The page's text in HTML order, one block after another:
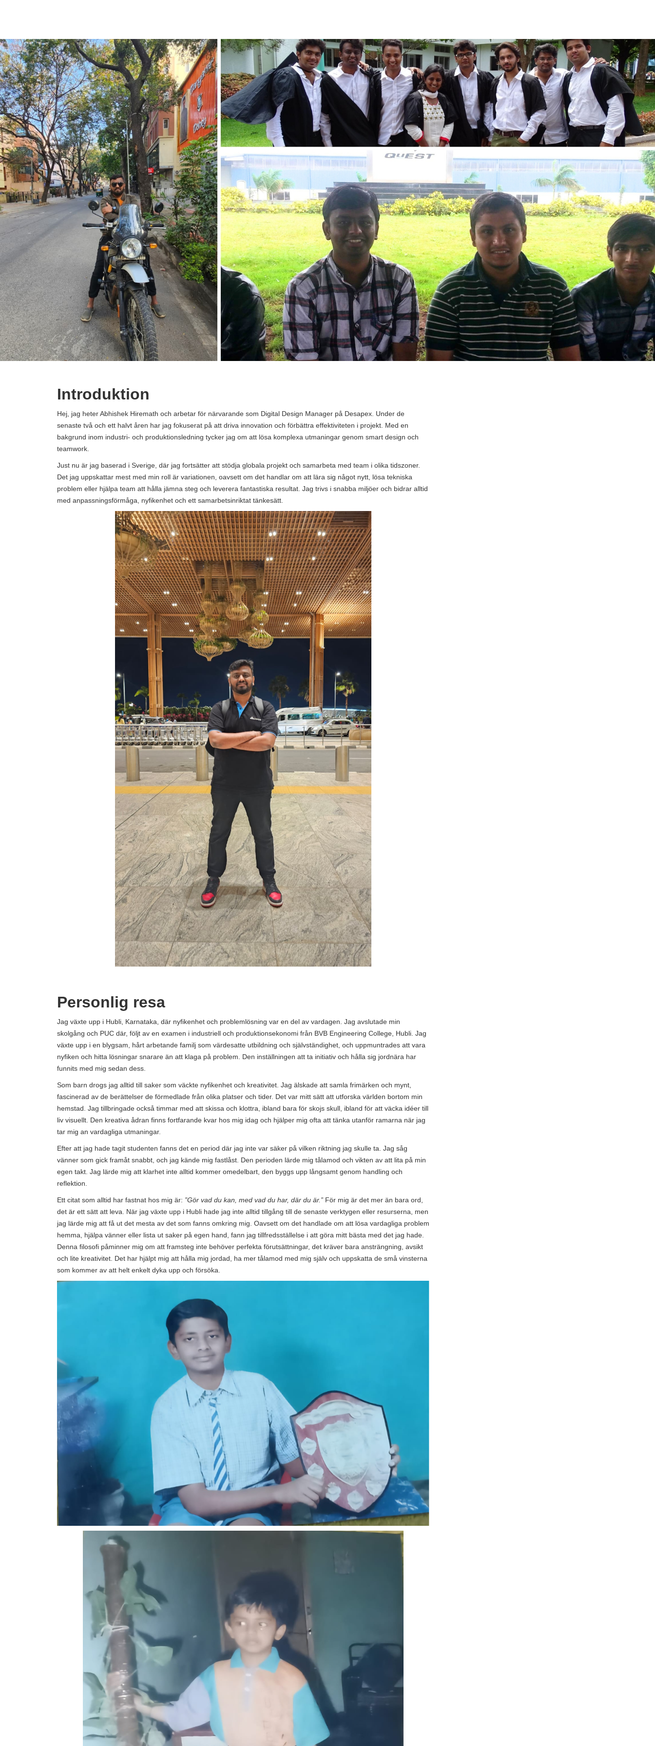
Abhishek Hiremath, August 29, 2025
Introduktion
Hej, jag heter Abhishek Hiremath och arbetar för närvarande som Digital Design Manager på Desapex. Under de
senaste två och ett halvt åren har jag fokuserat på att driva innovation och förbättra effektiviteten i projekt. Med en
bakgrund inom industri- och produktionsledning tycker jag om att lösa komplexa utmaningar genom smart design och
teamwork.
Just nu är jag baserad i Sverige, där jag fortsätter att stödja globala projekt och samarbeta med team i olika tidszoner.
Det jag uppskattar mest med min roll är variationen, oavsett om det handlar om att lära sig något nytt, lösa tekniska
problem eller hjälpa team att hålla jämna steg och leverera fantastiska resultat. Jag trivs i snabba miljöer och bidrar alltid
med anpassningsförmåga, nyfikenhet och ett samarbetsinriktat tänkesätt.
Personlig resa
Jag växte upp i Hubli, Karnataka, där nyfikenhet och problemlösning var en del av vardagen. Jag avslutade min
skolgång och PUC där, följt av en examen i industriell och produktionsekonomi från BVB Engineering College, Hubli. Jag
växte upp i en blygsam, hårt arbetande familj som värdesatte utbildning och självständighet, och uppmuntrades att vara
nyfiken och hitta lösningar snarare än att klaga på problem. Den inställningen att ta initiativ och hålla sig jordnära har
funnits med mig sedan dess.
Som barn drogs jag alltid till saker som väckte nyfikenhet och kreativitet. Jag älskade att samla frimärken och mynt,
fascinerad av de berättelser de förmedlade från olika platser och tider. Det var mitt sätt att utforska världen bortom min
hemstad. Jag tillbringade också timmar med att skissa och klottra, ibland bara för skojs skull, ibland för att väcka idéer till
liv visuellt. Den kreativa ådran finns fortfarande kvar hos mig idag och hjälper mig ofta att tänka utanför ramarna när jag
tar mig an vardagliga utmaningar.
Efter att jag hade tagit studenten fanns det en period där jag inte var säker på vilken riktning jag skulle ta. Jag såg
vänner som gick framåt snabbt, och jag kände mig fastlåst. Den perioden lärde mig tålamod och vikten av att lita på min
egen takt. Jag lärde mig att klarhet inte alltid kommer omedelbart, den byggs upp långsamt genom handling och
reflektion.
Ett citat som alltid har fastnat hos mig är: ”Gör vad du kan, med vad du har, där du är.” För mig är det mer än bara ord,
det är ett sätt att leva. När jag växte upp i Hubli hade jag inte alltid tillgång till de senaste verktygen eller resurserna, men
jag lärde mig att få ut det mesta av det som fanns omkring mig. Oavsett om det handlade om att lösa vardagliga problem
hemma, hjälpa vänner eller lista ut saker på egen hand, fann jag tillfredsställelse i att göra mitt bästa med det jag hade.
Denna filosofi påminner mig om att framsteg inte behöver perfekta förutsättningar, det kräver bara ansträngning, avsikt
och lite kreativitet. Det har hjälpt mig att hålla mig jordad, ha mer tålamod med mig själv och uppskatta de små vinsterna
som kommer av att helt enkelt dyka upp och försöka.